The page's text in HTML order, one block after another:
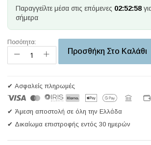
Παραγγείλτε μέσα στις επόμενες 02:52:58
σήμερα
Ποσότητα:
Προσθήκη Στο Καλάθι
✔ Ασφαλείς πληρωμές
✔ Άμεση αποστολή σε όλη την Ελλάδα
✔ Δικαίωμα επιστροφής εντός 30 ημερών